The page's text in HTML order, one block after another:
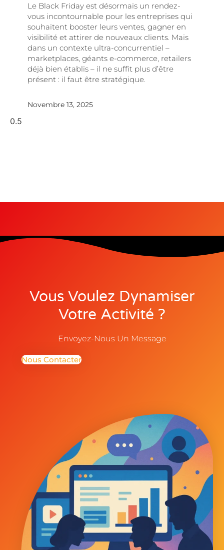
Le Black Friday est désormais un rendez-
vous incontournable pour les entreprises qui
souhaitent booster leurs ventes, gagner en
visibilité et attirer de nouveaux clients. Mais
dans un contexte ultra-concurrentiel –
marketplaces, géants e-commerce, retailers
déjà bien établis – il ne suffit plus d’être
présent : il faut être stratégique.
Novembre 13, 2025
Vous Voulez Dynamiser
Votre Activité ?
Envoyez-Nous Un Message
Nous Contacter